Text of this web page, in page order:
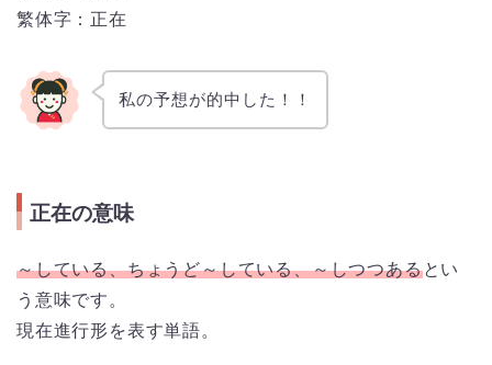
繁体字：正在
私の予想が的中した！！
正在の意味
～している、ちょうど～している、～しつつあるとい
う意味です。
現在進行形を表す単語。